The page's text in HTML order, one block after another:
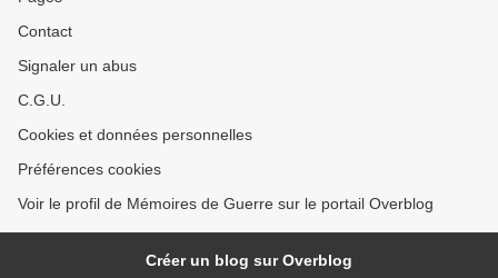
Contact
Signaler un abus
C.G.U.
Cookies et données personnelles
Préférences cookies
Voir le profil de Mémoires de Guerre sur le portail Overblog
Créer un blog sur Overblog